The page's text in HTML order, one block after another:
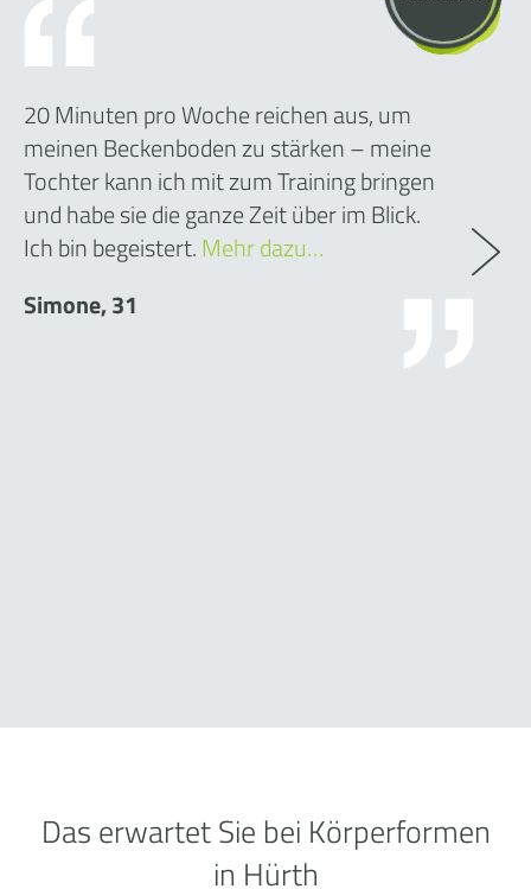
20 Minuten pro Woche reichen aus, um
meinen Beckenboden zu stärken – meine
Tochter kann ich mit zum Training bringen
und habe sie die ganze Zeit über im Blick.
Ich bin begeistert.Mehr dazu…
Simone, 31
Das erwartet Sie bei Körperformen
in Hürth